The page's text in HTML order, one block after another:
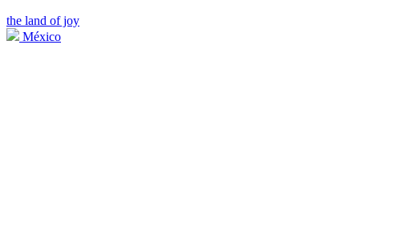
the land of joy
México